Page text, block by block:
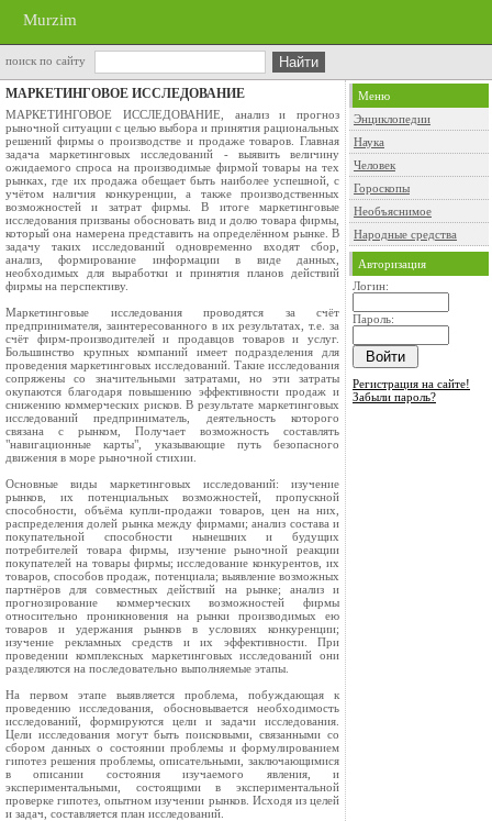
Murzim
поиск по сайту
МАРКЕТИНГОВОЕ ИССЛЕДОВАНИЕ
МАРКЕТИНГОВОЕ ИССЛЕДОВАНИЕ, анализ и прогноз
рыночной ситуации с целью выбора и принятия рациональных
решений фирмы о производстве и продаже товаров. Главная
задача маркетинговых исследований - выявить величину
ожидаемого спроса на производимые фирмой товары на тех
рынках, где их продажа обещает быть наиболее успешной, с
учётом наличия конкуренции, а также производственных
возможностей и затрат фирмы. В итоге маркетинговые
исследования призваны обосновать вид и долю товара фирмы,
который она намерена представить на определённом рынке. В
задачу таких исследований одновременно входят сбор,
анализ, формирование информации в виде данных,
необходимых для выработки и принятия планов действий
фирмы на перспективу.
Маркетинговые исследования проводятся за счёт
предпринимателя, заинтересованного в их результатах, т.е. за
счёт фирм-производителей и продавцов товаров и услуг.
Большинство крупных компаний имеет подразделения для
проведения маркетинговых исследований. Такие исследования
сопряжены со значительными затратами, но эти затраты
окупаются благодаря повышению эффективности продаж и
снижению коммерческих рисков. В результате маркетинговых
исследований предприниматель, деятельность которого
связана с рынком, Получает возможность составлять
"навигационные карты", указывающие путь безопасного
движения в море рыночной стихии.
Основные виды маркетинговых исследований: изучение
рынков, их потенциальных возможностей, пропускной
способности, объёма купли-продажи товаров, цен на них,
распределения долей рынка между фирмами; анализ состава и
покупательной способности нынешних и будущих
потребителей товара фирмы, изучение рыночной реакции
покупателей на товары фирмы; исследование конкурентов, их
товаров, способов продаж, потенциала; выявление возможных
партнёров для совместных действий на рынке; анализ и
прогнозирование коммерческих возможностей фирмы
относительно проникновения на рынки производимых ею
товаров и удержания рынков в условиях конкуренции;
изучение рекламных средств и их эффективности. При
проведении комплексных маркетинговых исследований они
разделяются на последовательно выполняемые этапы.
На первом этапе выявляется проблема, побуждающая к
проведению исследования, обосновывается необходимость
исследований, формируются цели и задачи исследования.
Цели исследования могут быть поисковыми, связанными со
сбором данных о состоянии проблемы и формулированием
гипотез решения проблемы, описательными, заключающимися
в описании состояния изучаемого явления, и
экспериментальными, состоящими в экспериментальной
проверке гипотез, опытном изучении рынков. Исходя из целей
и задач, составляется план исследований.
Меню
Энциклопедии
Наука
Человек
Гороскопы
Необъяснимое
Народные средства
Авторизация
Логин:
Пароль:
Регистрация на сайте!
Забыли пароль?